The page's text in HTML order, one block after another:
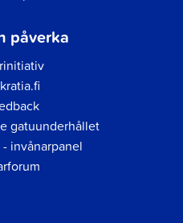
påverka
gatuunderhållet
invånarpanel